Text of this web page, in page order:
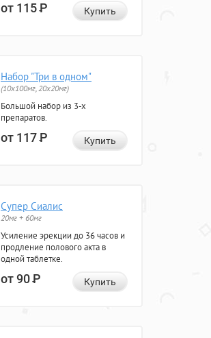
от 115Р Купить
Набор "Три в одном"
(10x100мг, 20x20мг)
Большой набор из 3-х
препаратов.
от 117Р Купить
Супер Сиалис
20мг + 60мг
Усиление эрекции до 36 часов и
продление полового акта в
одной таблетке.
от 90Р Купить